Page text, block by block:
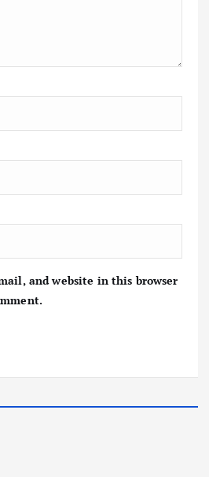
and website in this browser